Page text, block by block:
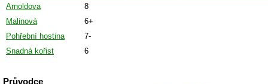
Arnoldova
8
Malinová
6+
Pohřební hostina
7-
Snadná kořist
6
Průvodce